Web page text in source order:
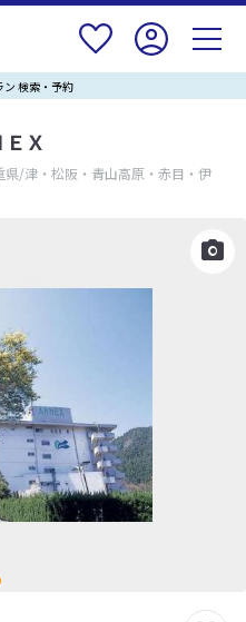
ン 検索・予約
Ｘ
県/津・松阪・青山高原・赤目・伊